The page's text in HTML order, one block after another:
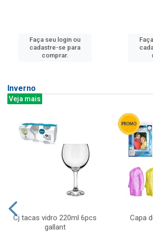
Faça seu login ou
cadastre-se para
comprar.
Inverno
Veja mais
Cj tacas vidro 220ml 6pcs
gallant
Capa